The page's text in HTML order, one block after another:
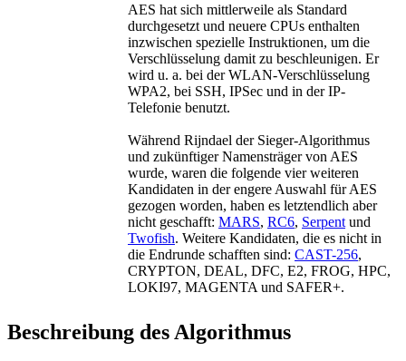
AES hat sich mittlerweile als Standard
durchgesetzt und neuere CPUs enthalten
inzwischen spezielle Instruktionen, um die
Verschlüsselung damit zu beschleunigen. Er
wird u. a. bei der WLAN-Verschlüsselung
WPA2, bei SSH, IPSec und in der IP-
Telefonie benutzt.
Während Rijndael der Sieger-Algorithmus
und zukünftiger Namensträger von AES
wurde, waren die folgende vier weiteren
Kandidaten in der engere Auswahl für AES
gezogen worden, haben es letztendlich aber
nicht geschafft: MARS, RC6, Serpent und
Twofish. Weitere Kandidaten, die es nicht in
die Endrunde schafften sind: CAST-256,
CRYPTON, DEAL, DFC, E2, FROG, HPC,
LOKI97, MAGENTA und SAFER+.
Beschreibung des Algorithmus